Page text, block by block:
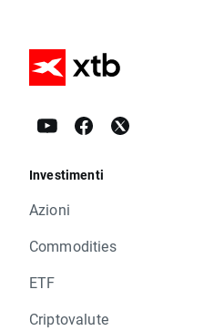
Investimenti
Azioni
Commodities
ETF
Criptovalute